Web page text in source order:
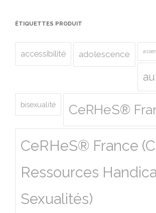
ÉTIQUETTES PRODUIT
accessibilité adolescence
bisexualité CeRHeS®
CeRHeS® France
Ressources
Sexualités)